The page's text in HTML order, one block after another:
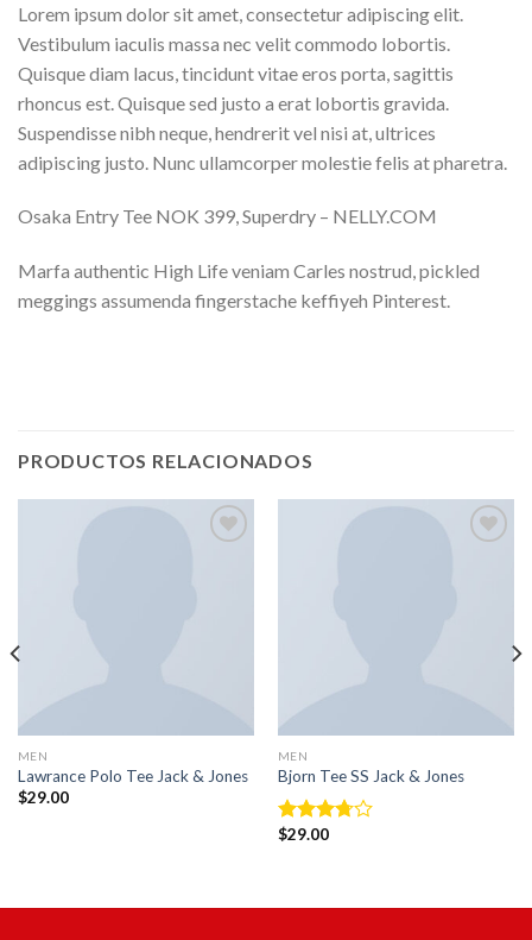
Lorem ipsum dolor sit amet, consectetur adipiscing elit.
Vestibulum iaculis massa nec velit commodo lobortis.
Quisque diam lacus, tincidunt vitae eros porta, sagittis
rhoncus est. Quisque sed justo a erat lobortis gravida.
Suspendisse nibh neque, hendrerit vel nisi at, ultrices
adipiscing justo. Nunc ullamcorper molestie felis at pharetra.
Osaka Entry Tee NOK 399, Superdry – NELLY.COM
Marfa authentic High Life veniam Carles nostrud, pickled
meggings assumenda fingerstache keffiyeh Pinterest.
PRODUCTOS RELACIONADOS
MEN
Lawrance Polo Tee Jack & Jones
$29.00
MEN
Bjorn Tee SS Jack & Jones
Valorado
$29.00